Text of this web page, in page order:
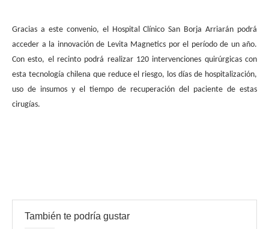
Gracias a este convenio, el Hospital Clínico San Borja Arriarán podrá
acceder a la innovación de Levita Magnetics por el período de un año.
Con esto, el recinto podrá realizar 120 intervenciones quirúrgicas con
esta tecnología chilena que reduce el riesgo, los días de hospitalización,
uso de insumos y el tiempo de recuperación del paciente de estas
cirugías.
También te podría gustar